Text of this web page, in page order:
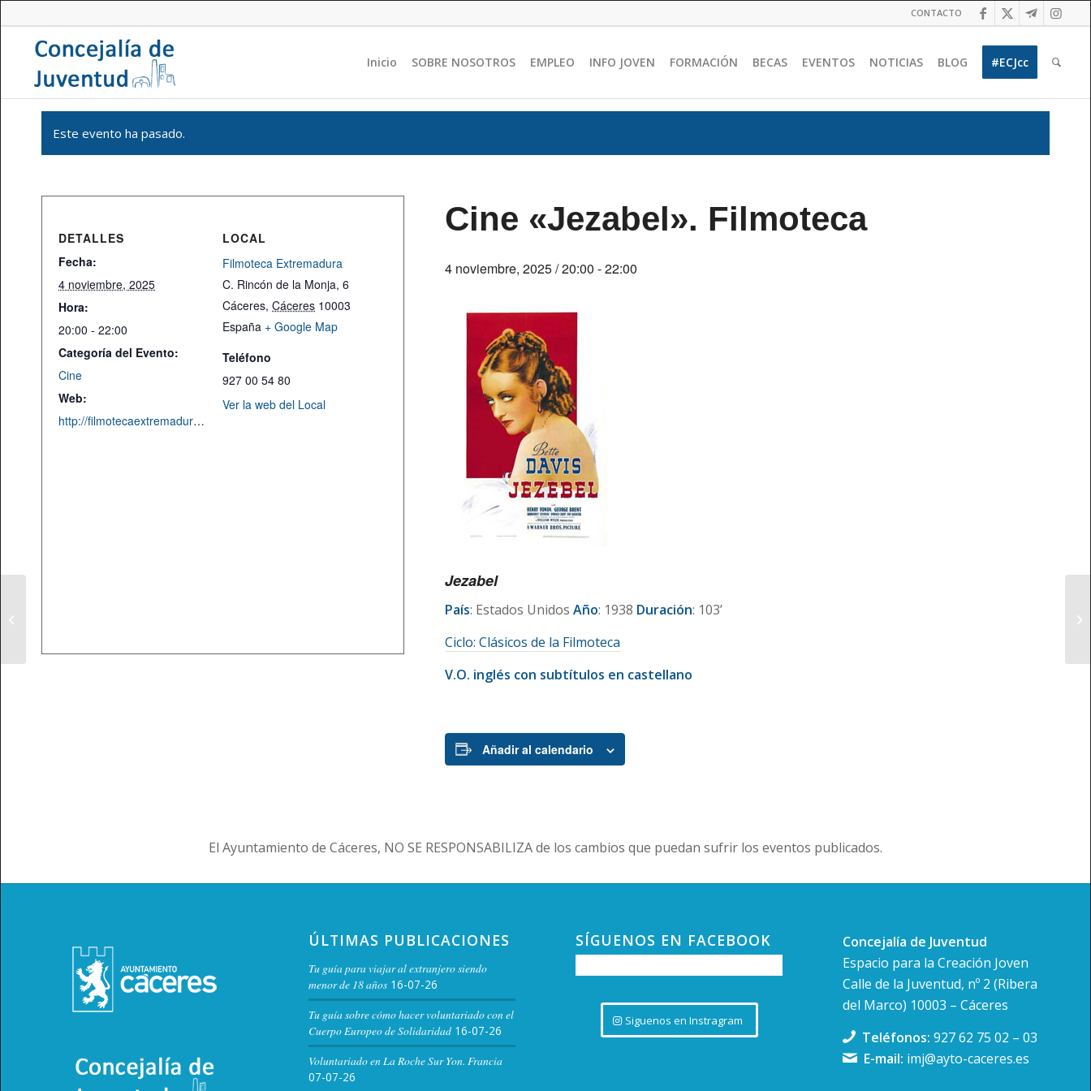
CONTACTO
Inicio SOBRE NOSOTROS EMPLEO INFO JOVEN FORMACIÓN BECAS EVENTOS NOTICIAS BLOG #ECJcc
Este evento ha pasado.
Cine «Jezabel». Filmoteca
4 noviembre, 2025 / 20:00 -22:00
Jezabel
País: Estados Unidos Año: 1938 Duración: 103’
Ciclo: Clásicos de la Filmoteca
V.O. inglés con subtítulos en castellano
Añadir al calendario
DETALLES
Fecha:
4 noviembre, 2025
Hora:
20:00 - 22:00
Categoría del Evento:
Cine
Web:
http://filmotecaextremadura.juntaex.es/web/1318
LOCAL
Filmoteca Extremadura
C. Rincón de la Monja, 6
Cáceres, Cáceres 10003
España + Google Map
Teléfono
927 00 54 80
Ver la web del Local
El Ayuntamiento de Cáceres, NO SE RESPONSABILIZA de los cambios que puedan sufrir los eventos publicados.
ÚLTIMAS PUBLICACIONES
Tu guía para viajar al extranjero siendo
menor de 18 años 16-07-26
Tu guía sobre cómo hacer voluntariado con el
Cuerpo Europeo de Solidaridad 16-07-26
Voluntariado en La Roche Sur Yon. Francia
07-07-26
SÍGUENOS EN FACEBOOK
Siguenos en Instragram
Concejalía de Juventud
Espacio para la Creación Joven
Calle de la Juventud, nº 2 (Ribera
del Marco) 10003 – Cáceres
Teléfonos: 927 62 75 02 –03
E-mail: imj@ayto-caceres.es